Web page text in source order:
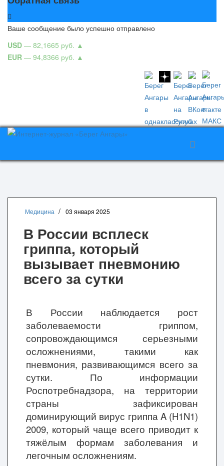
Ваше сообщение было успешно отправлено
USD — 82,1665 руб. ▲
EUR — 94,8366 руб. ▲
Медицина 03 января 2025
В России всплеск
гриппа, который
вызывает пневмонию
всего за сутки
В России наблюдается рост
заболеваемости гриппом,
сопровождающимся серьезными
осложнениями, такими как
пневмония, развивающимся всего за
сутки. По информации
Роспотребнадзора, на территории
страны зафиксирован
доминирующий вирус гриппа A (H1N1)
2009, который чаще всего приводит к
тяжёлым формам заболевания и
легочным осложнениям.